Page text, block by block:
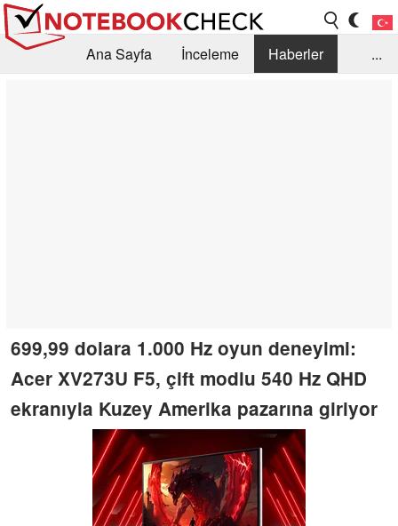
Ana Sayfa İnceleme
Haberler
...
699,99 dolara 1.000 Hz oyun deneyimi:
Acer XV273U F5, çift modlu 540 Hz QHD
ekranıyla Kuzey Amerika pazarına giriyor